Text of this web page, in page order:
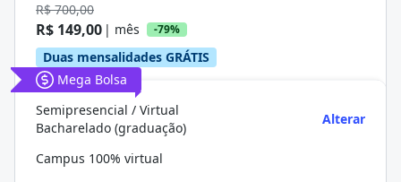
R$ 700,00
R$ 149,00 | mês -79%
Duas mensalidades GRÁTIS
Mega Bolsa
Semipresencial / Virtual
Bacharelado (graduação)
Alterar
Campus 100% virtual